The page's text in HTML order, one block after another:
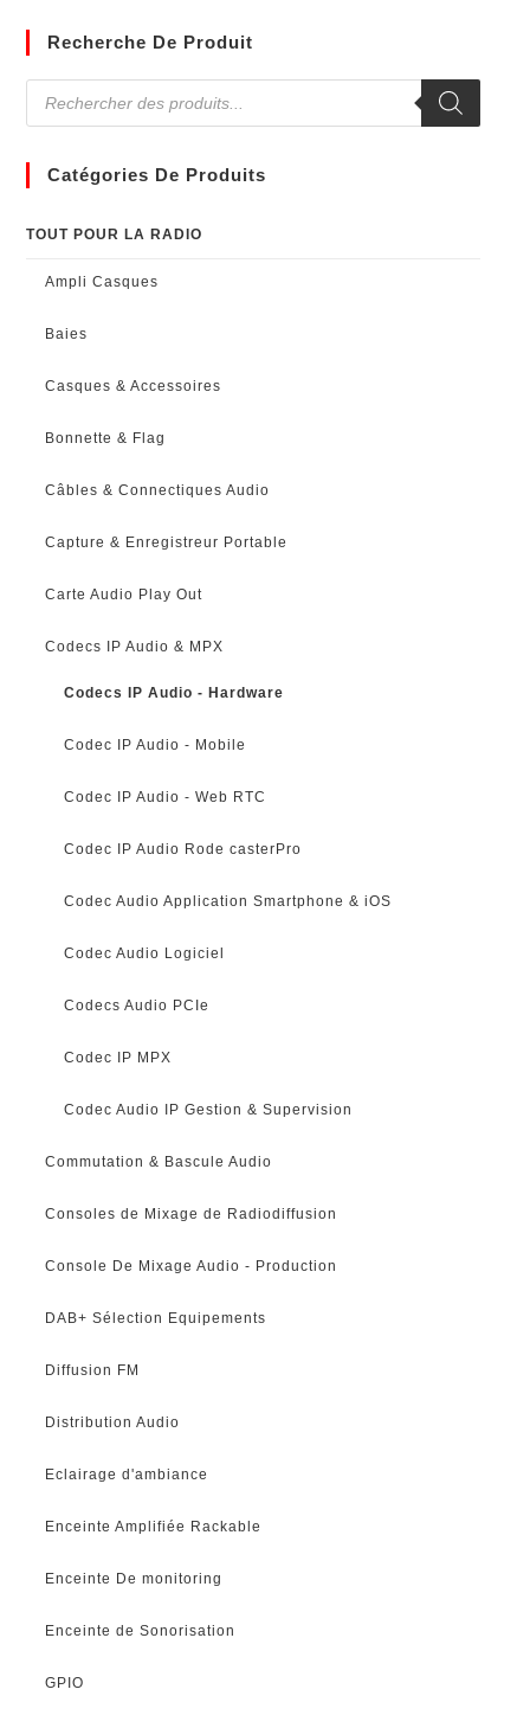
Recherche De Produit
Catégories De Produits
TOUT POUR LA RADIO
Ampli Casques
Baies
Casques & Accessoires
Bonnette & Flag
Câbles & Connectiques Audio
Capture & Enregistreur Portable
Carte Audio Play Out
Codecs IP Audio & MPX
Codecs IP Audio - Hardware
Codec IP Audio - Mobile
Codec IP Audio - Web RTC
Codec IP Audio Rode casterPro
Codec Audio Application Smartphone & iOS
Codec Audio Logiciel
Codecs Audio PCIe
Codec IP MPX
Codec Audio IP Gestion & Supervision
Commutation & Bascule Audio
Consoles de Mixage de Radiodiffusion
Console De Mixage Audio - Production
DAB+ Sélection Equipements
Diffusion FM
Distribution Audio
Eclairage d'ambiance
Enceinte Amplifiée Rackable
Enceinte De monitoring
Enceinte de Sonorisation
GPIO